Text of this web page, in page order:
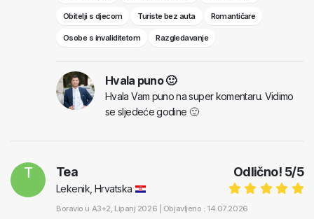
Obitelji s djecom Turiste bez auta Romantičare
Osobe s invaliditetom Razgledavanje
Hvala puno 🙂
Hvala Vam puno na super komentaru. Vidimo
se sljedeće godine 🙂
T Odlično! 5/5
Tea
Lekenik, Hrvatska
Boravio u A3+2, Lipanj 2026 | Objavljeno : 14.07.2026